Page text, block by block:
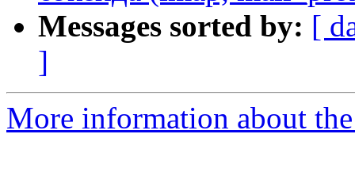
Messages sorted by: [
]
More information about